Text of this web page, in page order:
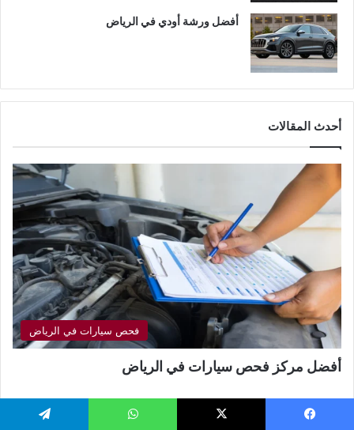
أفضل ورشة أودي في الرياض
أحدث المقالات
فحص سيارات في الرياض
أفضل مركز فحص سيارات في الرياض
ورشة ميني كوبر في الرياض